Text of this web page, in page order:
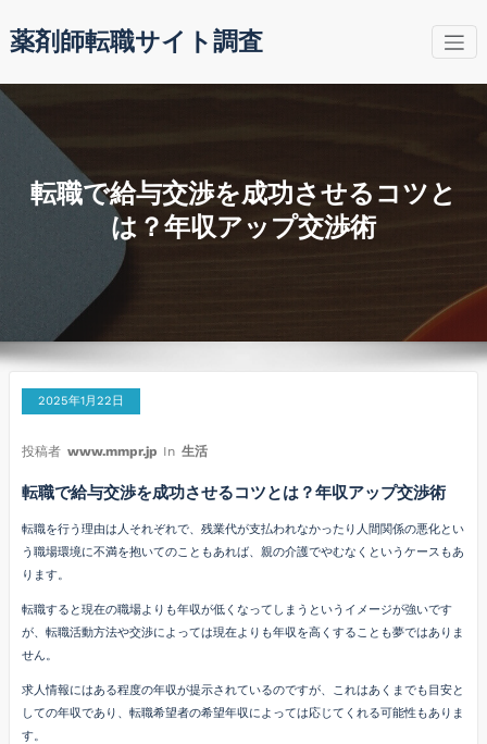
ン
ン
薬剤師転職サイト調査
転職で給与交渉を成功させるコツと
は？年収アップ交渉術
2025年1月22日
投稿者 www.mmpr.jp In 生活
転職で給与交渉を成功させるコツとは？年収アップ交渉術
転職を行う理由は人それぞれで、残業代が支払われなかったり人間関係の悪化とい
う職場環境に不満を抱いてのこともあれば、親の介護でやむなくというケースもあ
ります。
転職すると現在の職場よりも年収が低くなってしまうというイメージが強いです
が、転職活動方法や交渉によっては現在よりも年収を高くすることも夢ではありま
せん。
求人情報にはある程度の年収が提示されているのですが、これはあくまでも目安と
しての年収であり、転職希望者の希望年収によっては応じてくれる可能性もありま
す。